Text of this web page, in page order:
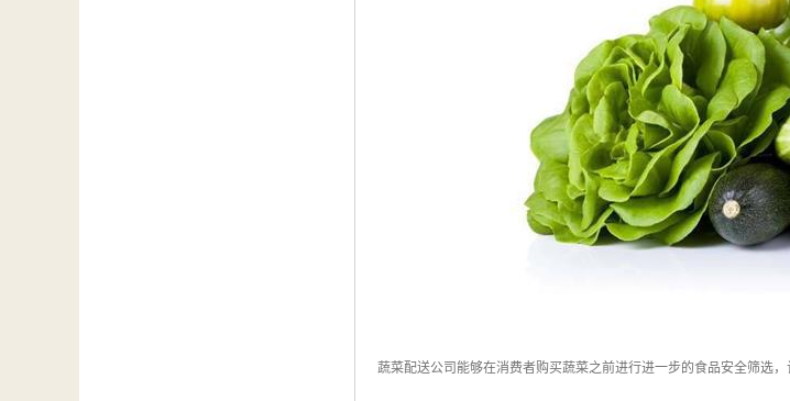
蔬菜配送公司能够在消费者购买蔬菜之前进行进一步的食品安全筛选